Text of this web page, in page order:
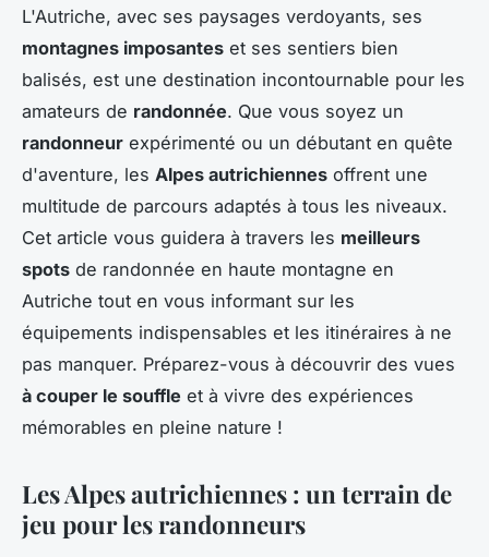
L'Autriche, avec ses paysages verdoyants, ses
montagnes imposantes et ses sentiers bien
balisés, est une destination incontournable pour les
amateurs de randonnée. Que vous soyez un
randonneur expérimenté ou un débutant en quête
d'aventure, les Alpes autrichiennes offrent une
multitude de parcours adaptés à tous les niveaux.
Cet article vous guidera à travers les meilleurs
spots de randonnée en haute montagne en
Autriche tout en vous informant sur les
équipements indispensables et les itinéraires à ne
pas manquer. Préparez-vous à découvrir des vues
à couper le souffle et à vivre des expériences
mémorables en pleine nature !
Les Alpes autrichiennes : un terrain de
jeu pour les randonneurs